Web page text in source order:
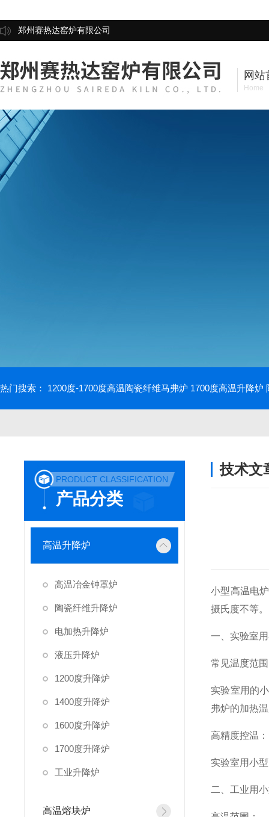
郑州赛热达窑炉有限公司
网站
Home
热门搜索： 1200度-1700度高温陶瓷纤维马弗炉 1700度高温升降炉
PRODUCT CLASSIFICATION
产品分类
高温升降炉
高温冶金钟罩炉
陶瓷纤维升降炉
电加热升降炉
液压升降炉
1200度升降炉
1400度升降炉
1600度升降炉
1700度升降炉
工业升降炉
高温熔块炉
技术文
小型高温电
摄氏度不等
一、实验室
常见温度范
实验室用的
弗炉的加热
高精度控温：
实验室用小
二、工业用